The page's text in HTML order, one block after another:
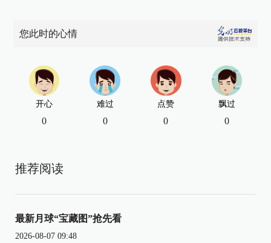
您此时的心情
开心
0
难过
0
点赞
0
飘过
0
推荐阅读
最新月球“宝藏图”抢先看
2026-08-07 09:48